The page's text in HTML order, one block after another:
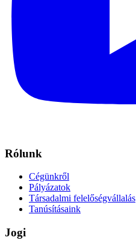
Rólunk
Cégünkről
Pályázatok
Társadalmi felelőségvállalás
Tanúsításaink
Jogi